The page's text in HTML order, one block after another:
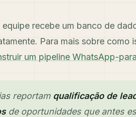
recebe um banco de
Para mais sobre como
um pipeline WhatsApp-
reportam qualificação de
de oportunidades que antes